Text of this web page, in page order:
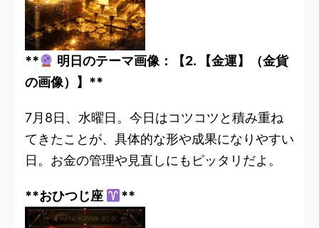
**
明日のテーマ画像：【2. 【金運】（金貨
の画像）】**
7月8日、水曜日。今日はコツコツと積み重ね
てきたことが、具体的な形や成果になりやすい
日。お金の管理や見直しにもピッタリだよ。
**おひつじ座 **